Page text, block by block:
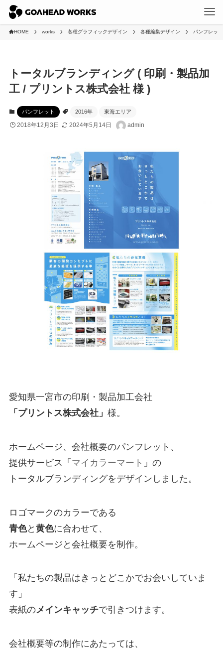
HOME works 各種グラフィックデザイン 各種編集デザイン パンフレット
トータルブランディング ( 印刷・製品加
工 / プリントス株式会社 様 )
パンフレット 2016年 東海エリア
2018年12月3日 2024年5月14日 admin
愛知県一宮市の印刷・製品加工会社
「プリントス株式会社」 様。
ホームページ、会社概要のパンフレット、
提供サービス「 マイカラーマート 」の
トータルブランディングをデザインしました。
ロゴマークのカラーである
青色と 黄色に合わせて、
ホームページと会社概要を制作。
「私たちの製品はきっとどこかでお会いしていま
す」
表紙のメインキャッチで引きつけます。
会社概要等の制作にあたっては、